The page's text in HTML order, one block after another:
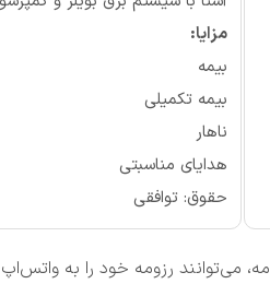
مزایا:
بیمه
بیمه تکمیلی
ناهار
هدایای مناسبتی
حقوق: توافقی
می‌توانند رزومه خود را به